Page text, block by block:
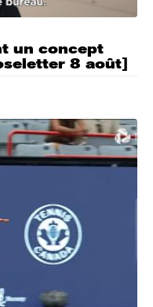
un concept
8 août]